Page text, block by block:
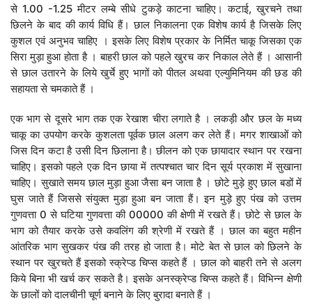
से 1.00 -1.25 मीटर लम्बे सीधे टुकड़े काटना चाहिए। कटाई, खुरचने तथा
छिलने के बाद की कार्य विधि हैं। छाल निकालना एक विशेष कार्य है जिसके लिए
कुशल एवं अनुभव चाहिए । इसके लिए विशेष प्रकार के निर्मित चाकू जिसका एक
सिरा मुड़ा हुआ होता है । बाहरी छाल को पहले खुरच कर निकाल लेते हैं । आसानी
से छाल उतारने के लिये खुर्चे हुए भागों को पीतल अथवा एल्युमिनियम की छड की
सहायता से चमकाते हैं ।
एक भाग से दूसरे भाग तक एक रेखाश चीरा लगाते है । लकड़ी और छल के मध्य
चाकू का उपयोग करके कुशलता पूर्वक छाल अलग कर लेते हैं। मगर शाखाओं को
जिस दिन कटा है उसी दिन छिलाना है। छीलन को एक छायादार स्थान पर रखना
चाहिए। इसको पहले एक दिन छाया में तत्पश्चात चार दिन सूर्य प्रकाश में सुखाना
चाहिए। सुखाते समय छाल मुड़ा हुआ जैसा बन जाता है । छोटे मुड़े हुए छाल बडों में
घुस जाते हैं जिससे संयुक्त मुड़ा हुआ बन जाता हैं। इन मुड़े हुए पंख को उत्तम
गुणवत्ता 0 से घटिया गुणवत्ता की 00000 की क्षेणी में रखते हैं। छोटे से छाल के
भाग को तैयार करके उसे कवलिंग की श्रेणी में रखते हैं । छाल का बहुत महीन
आंतरिक भाग सुखकर पंख की तरह हो जाता है। मोटे बेत से छाल को छिलने के
स्थान पर खुरचते हैं इसको स्क्रेप्ड चिप्स कहते हैं । छाल को बाहरी तने से अलग
किये बिना भी खर्च कर सकते है। इसके अनस्क्रेप्ड चिप्स कहते हैं। विभिन्न क्षेणी
के छालों को दालचीनी चूर्ण बनाने के लिए बुरादा बनाते हैं ।